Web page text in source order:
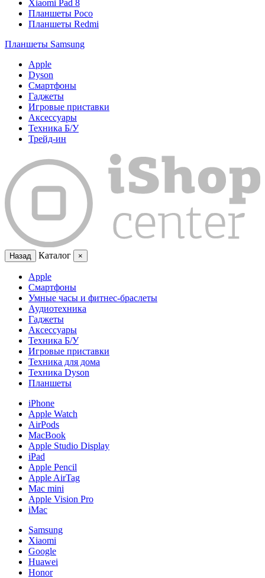
Xiaomi Pad 8
Планшеты Poco
Планшеты Redmi
Планшеты Samsung
Apple
Dyson
Смартфоны
Гаджеты
Игровые приставки
Аксессуары
Техника Б/У
Трейд-ин
Назад Каталог ×
Apple
Смартфоны
Умные часы и фитнес-браслеты
Аудиотехника
Гаджеты
Аксессуары
Техника Б/У
Игровые приставки
Техника для дома
Техника Dyson
Планшеты
iPhone
Apple Watch
AirPods
MacBook
Apple Studio Display
iPad
Apple Pencil
Apple AirTag
Mac mini
Apple Vision Pro
iMac
Samsung
Xiaomi
Google
Huawei
Honor